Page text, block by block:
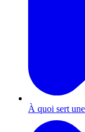
À quoi sert